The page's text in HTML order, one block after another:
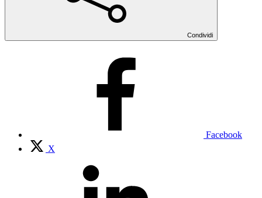
Condividi
Facebook
X